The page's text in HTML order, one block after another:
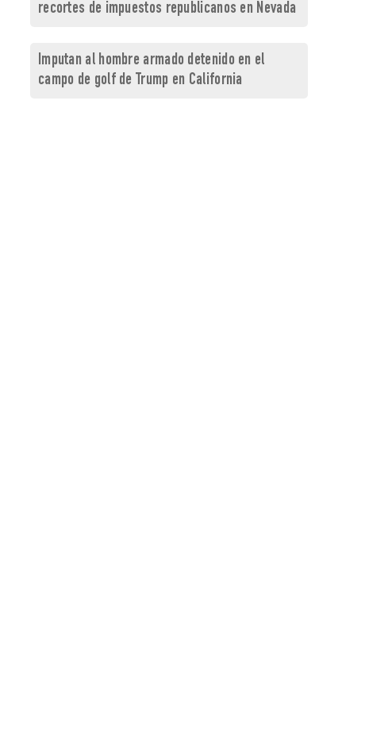
recortes de impuestos republicanos en Nevada
Imputan al hombre armado detenido en el
campo de golf de Trump en California